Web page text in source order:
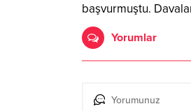
başvurmuştu.
Yorumlar